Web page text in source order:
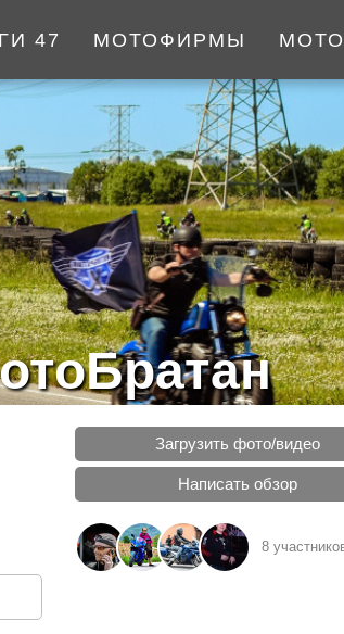
47 МОТОФИРМЫ
Загрузить фото/видео
Написать обзор
8